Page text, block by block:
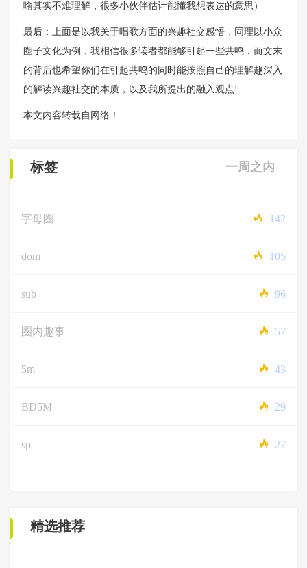
喻其实不难理解，很多小伙伴估计能懂我想表达的意思）
最后：上面是以我关于唱歌方面的兴趣社交感悟，同理以小众
圈子文化为例，我相信很多读者都能够引起一些共鸣，而文末
的背后也希望你们在引起共鸣的同时能按照自己的理解趣深入
的解读兴趣社交的本质，以及我所提出的融入观点!
本文内容转载自网络！
标签 一周之内
字母圈 142
dom 105
sub 96
圈内趣事 57
5m 43
BD5M 29
sp 27
精选推荐